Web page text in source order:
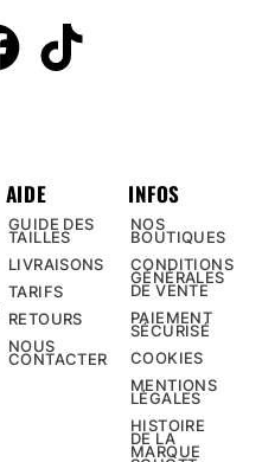
AIDE
GUIDE DES
TAILLES
LIVRAISONS
TARIFS
RETOURS
NOUS
CONTACTER
INFOS
NOS
BOUTIQUES
CONDITIONS
GÉNÉRALES
DE VENTE
PAIEMENT
SÉCURISÉ
COOKIES
MENTIONS
LÉGALES
HISTOIRE
DE LA
MARQUE